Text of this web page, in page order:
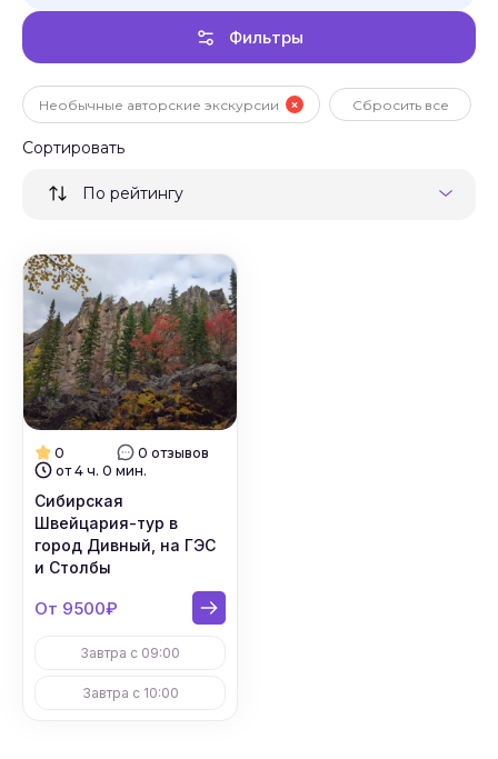
Фильтры
Необычные авторские экскурсии Сбросить все
Сортировать
По рейтингу
0
0 отзывов
от 4 ч. 0 мин.
Cибирская
Швейцария-тур в
город Дивный, на ГЭС
и Столбы
От 9500₽
Завтра с 09:00
Завтра с 10:00